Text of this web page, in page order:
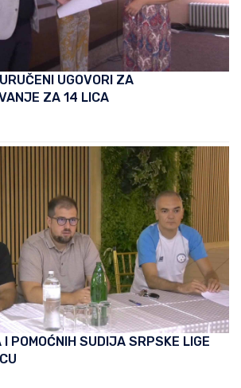
UGOVORI ZA
ZA 14 LICA
POMOĆNIH SUDIJA SRPSKE LIGE